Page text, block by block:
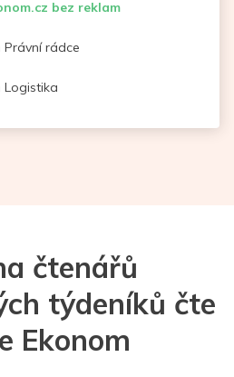
bez reklam
rádce
Logistika
čtenářů
týdeníků čte
Ekonom